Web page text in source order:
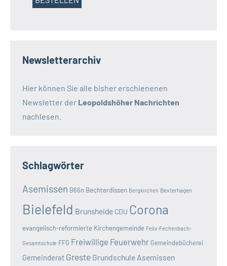
Newsletterarchiv
Hier können Sie alle bisher erschienenen
Newsletter der Leopoldshöher Nachrichten
nachlesen.
Schlagwörter
Asemissen B66n Bechterdissen Bergkirchen Bexterhagen
Bielefeld Brunsheide CDU Corona
evangelisch-reformierte Kirchengemeinde Felix-Fechenbach-
Gesamtschule FFG Freiwillige Feuerwehr Gemeindebücherei
Gemeinderat Greste Grundschule Asemissen